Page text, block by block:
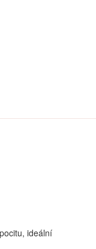
ideální